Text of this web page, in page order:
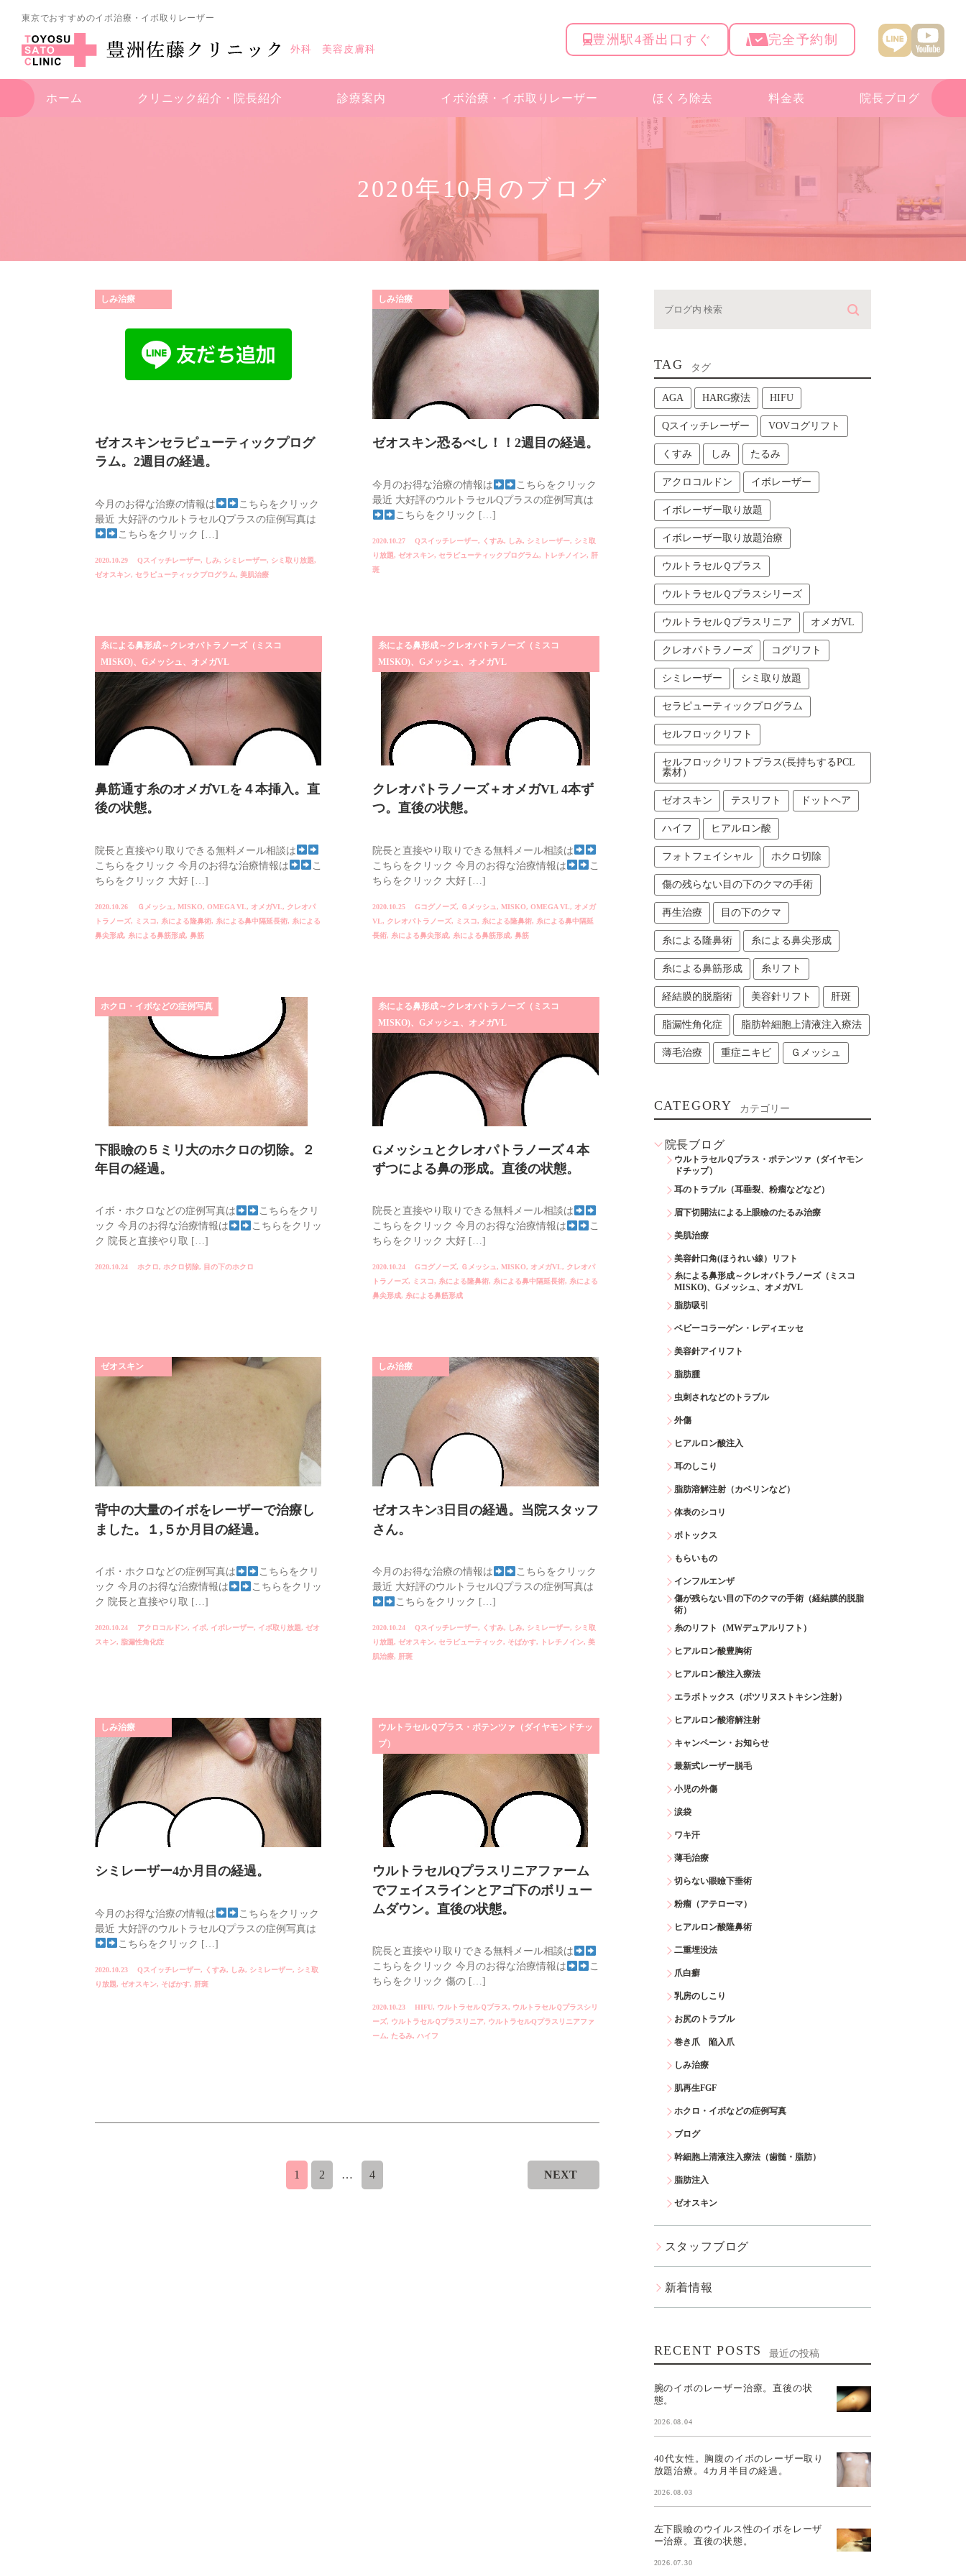
東京でおすすめのイボ治療・イボ取りレーザー
外科 美容皮膚科
豊洲駅4番出口すぐ 完全予約制
ホーム クリニック紹介・ 院長紹介 診療案内 イボ治療・ イボ取りレーザー ほくろ除去 料金表 院長ブログ
2020年10月のブログ
しみ治療
ゼオスキンセラピューティックプログ
ラム。2週目の経過。
今月のお得な治療の情報は
こちらをクリック
最近 大好評のウルトラセルQプラスの症例写真は
こちらをクリック […]
2020.10.29 Qスイッチレーザー, しみ, シミレーザー, シミ取り放題,
ゼオスキン, セラピューティックプログラム, 美肌治療
しみ治療
ゼオスキン恐るべし！！2週目の経過。
今月のお得な治療の情報は
こちらをクリック
最近 大好評のウルトラセルQプラスの症例写真は
こちらをクリック […]
2020.10.27 Qスイッチレーザー, くすみ, しみ, シミレーザー, シミ取
り放題,ゼオスキン, セラピューティックプログラム, トレチノイン, 肝
斑
糸による鼻形成～クレオパトラノーズ（ミスコ
MISKO)、Gメッシュ、オメガVL
鼻筋通す糸のオメガVLを４本挿入。直
後の状態。
院長と直接やり取りできる無料メール相談は
こちらをクリック 今月のお得な治療情報は
こ
ちらをクリック 大好 […]
2020.10.26 Ｇメッシュ , MISKO, OMEGA VL, オメガVL, クレオパ
トラノーズ, ミスコ, 糸による隆鼻術, 糸による鼻中隔延長術, 糸による
鼻尖形成, 糸による鼻筋形成, 鼻筋
糸による鼻形成～クレオパトラノーズ（ミスコ
MISKO)、Gメッシュ、オメガVL
クレオパトラノーズ＋オメガVL 4本ず
つ。直後の状態。
院長と直接やり取りできる無料メール相談は
こちらをクリック 今月のお得な治療情報は
こ
ちらをクリック 大好 […]
2020.10.25 Gコグノーズ, Ｇメッシュ,MISKO,OMEGA VL, オメガ
VL, クレオパトラノーズ, ミスコ, 糸による隆鼻術, 糸による鼻中隔延
長術, 糸による鼻尖形成, 糸による鼻筋形成,鼻筋
ホクロ・イボなどの症例写真
下眼瞼の５ミリ大のホクロの切除。２
年目の経過。
イボ・ホクロなどの症例写真は
こちらをクリ
ック 今月のお得な治療情報は
こちらをクリッ
ク 院長と直接やり取 […]
2020.10.24 ホクロ , ホクロ切除, 目の下のホクロ
糸による鼻形成～クレオパトラノーズ（ミスコ
MISKO)、Gメッシュ、オメガVL
Gメッシュとクレオパトラノーズ４本
ずつによる鼻の形成。直後の状態。
院長と直接やり取りできる無料メール相談は
こちらをクリック 今月のお得な治療情報は
こ
ちらをクリック 大好 […]
2020.10.24 Gコグノーズ, Ｇメッシュ,MISKO, オメガVL, クレオパ
トラノーズ, ミスコ, 糸による隆鼻術, 糸による鼻中隔延長術, 糸による
鼻尖形成, 糸による鼻筋形成
ゼオスキン
背中の大量のイボをレーザーで治療し
ました。１,５か月目の経過。
イボ・ホクロなどの症例写真は
こちらをクリ
ック 今月のお得な治療情報は
こちらをクリッ
ク 院長と直接やり取 […]
2020.10.24 アクロコルドン, イボ, イボレーザー, イボ取り放題, ゼオ
スキン, 脂漏性角化症
しみ治療
ゼオスキン3日目の経過。当院スタッフ
さん。
今月のお得な治療の情報は
こちらをクリック
最近 大好評のウルトラセルQプラスの症例写真は
こちらをクリック […]
2020.10.24 Qスイッチレーザー, くすみ, しみ, シミレーザー, シミ取
り放題,ゼオスキン, セラピューティック, そばかす, トレチノイン,美
肌治療, 肝斑
しみ治療
シミレーザー4か月目の経過。
今月のお得な治療の情報は
こちらをクリック
最近 大好評のウルトラセルQプラスの症例写真は
こちらをクリック […]
2020.10.23 Qスイッチレーザー, くすみ, しみ, シミレーザー, シミ取
り放題, ゼオスキン, そばかす, 肝斑
ウルトラセルＱプラス・ポテンツァ（ダイヤモンドチッ
プ）
ウルトラセルQプラスリニアファーム
でフェイスラインとアゴ下のボリュー
ムダウン。直後の状態。
院長と直接やり取りできる無料メール相談は
こちらをクリック 今月のお得な治療情報は
こ
ちらをクリック 傷の […]
2020.10.23 HIFU, ウルトラセルＱプラス, ウルトラセルＱプラスシリ
ーズ, ウルトラセルＱプラスリニア, ウルトラセルQプラスリニアファ
ーム, たるみ,ハイフ
1 2 … 4 NEXT
TAG タグ
AGA HARG療法 HIFU
Qスイッチレーザー VOVコグリフト
くすみ しみ たるみ
アクロコルドン イボレーザー
イボレーザー取り放題
イボレーザー取り放題治療
ウルトラセルＱプラス
ウルトラセルＱプラスシリーズ
ウルトラセルＱプラスリニア オメガVL
クレオパトラノーズ コグリフト
シミレーザー シミ取り放題
セラピューティックプログラム
セルフロックリフト
セルフロックリフトプラス(長持ちするPCL
素材）
ゼオスキン テスリフト ドットヘア
ハイフ ヒアルロン酸
フォトフェイシャル ホクロ切除
傷の残らない目の下のクマの手術
再生治療 目の下のクマ
糸による隆鼻術 糸による鼻尖形成
糸による鼻筋形成 糸リフト
経結膜的脱脂術 美容針リフト 肝斑
脂漏性角化症 脂肪幹細胞上清液注入療法
薄毛治療 重症ニキビ Ｇメッシュ
CATEGORY カテゴリー
院長ブログ
ウルトラセルＱプラス・ポテンツァ（ダイヤモン
ドチップ）
耳のトラブル（耳垂裂、粉瘤などなど）
眉下切開法による上眼瞼のたるみ治療
美肌治療
美容針口角(ほうれい線）リフト
糸による鼻形成～クレオパトラノーズ（ミスコ
MISKO)、Gメッシュ、オメガVL
脂肪吸引
ベビーコラーゲン・レディエッセ
美容針アイリフト
脂肪腫
虫刺されなどのトラブル
外傷
ヒアルロン酸注入
耳のしこり
脂肪溶解注射（カベリンなど）
体表のシコリ
ボトックス
もらいもの
インフルエンザ
傷が残らない目の下のクマの手術（経結膜的脱脂
術）
糸のリフト（MWデュアルリフト）
ヒアルロン酸豊胸術
ヒアルロン酸注入療法
エラボトックス（ボツリヌストキシン注射）
ヒアルロン酸溶解注射
キャンペーン・お知らせ
最新式レーザー脱毛
小児の外傷
涙袋
ワキ汗
薄毛治療
切らない眼瞼下垂術
粉瘤（アテローマ）
ヒアルロン酸隆鼻術
二重埋没法
爪白癬
乳房のしこり
お尻のトラブル
巻き爪 陥入爪
しみ治療
肌再生FGF
ホクロ・イボなどの症例写真
ブログ
幹細胞上清液注入療法（歯髄・脂肪）
脂肪注入
ゼオスキン
スタッフブログ
新着情報
RECENT POSTS 最近の投稿
腕のイボのレーザー治療。直後の状
態。
2026.08.04
40代女性。胸腹のイボのレーザー取り
放題治療。4カ月半目の経過。
2026.08.03
左下眼瞼のウイルス性のイボをレーザ
ー治療。直後の状態。
2026.07.30